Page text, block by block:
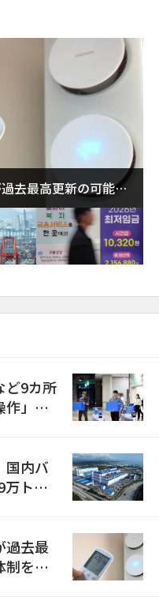
去最高更新の可能性
ど9カ所
」の
国内バ
万トン
過去最
制を点